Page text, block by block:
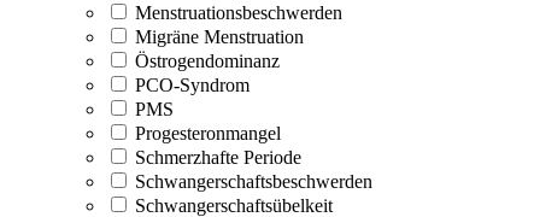
Menstruationsbeschwerden
Migräne Menstruation
Östrogendominanz
PCO-Syndrom
PMS
Progesteronmangel
Schmerzhafte Periode
Schwangerschaftsbeschwerden
Schwangerschaftsübelkeit